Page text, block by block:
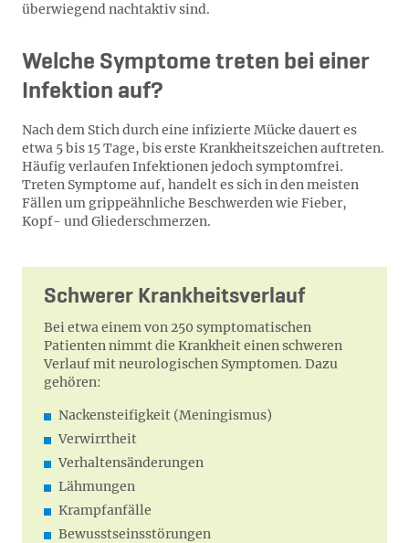
überwiegend nachtaktiv sind.
Welche Symptome treten bei einer
Infektion auf?
Nach dem Stich durch eine infizierte Mücke dauert es
etwa 5 bis 15 Tage, bis erste Krankheitszeichen auftreten.
Häufig verlaufen Infektionen jedoch symptomfrei.
Treten Symptome auf, handelt es sich in den meisten
Fällen um grippeähnliche Beschwerden wie Fieber,
Kopf- und Gliederschmerzen.
Schwerer Krankheitsverlauf
Bei etwa einem von 250 symptomatischen
Patienten nimmt die Krankheit einen schweren
Verlauf mit neurologischen Symptomen. Dazu
gehören:
Nackensteifigkeit (Meningismus)
Verwirrtheit
Verhaltensänderungen
Lähmungen
Krampfanfälle
Bewusstseinsstörungen